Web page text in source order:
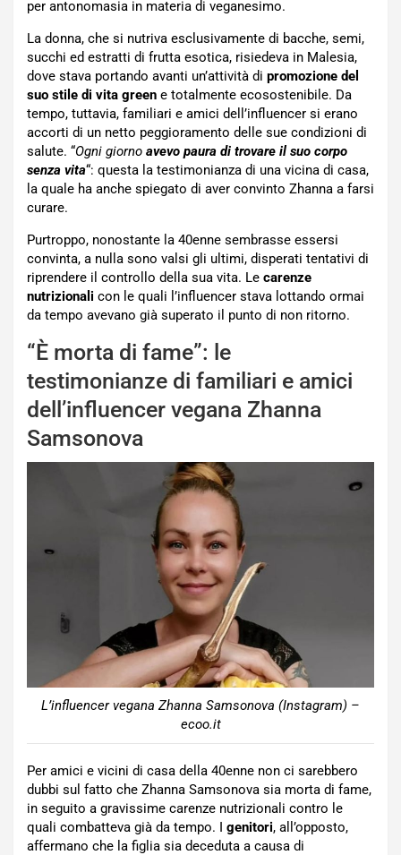
per antonomasia in materia di veganesimo.
La donna, che si nutriva esclusivamente di bacche, semi,
succhi ed estratti di frutta esotica, risiedeva in Malesia,
dove stava portando avanti un’attività di promozione del
suo stile di vita green e totalmente ecosostenibile. Da
tempo, tuttavia, familiari e amici dell’influencer si erano
accorti di un netto peggioramento delle sue condizioni di
salute. “Ogni giorno avevo paura di trovare il suo corpo
senza vita“: questa la testimonianza di una vicina di casa,
la quale ha anche spiegato di aver convinto Zhanna a farsi
curare.
Purtroppo, nonostante la 40enne sembrasse essersi
convinta, a nulla sono valsi gli ultimi, disperati tentativi di
riprendere il controllo della sua vita. Le carenze
nutrizionali con le quali l’influencer stava lottando ormai
da tempo avevano già superato il punto di non ritorno.
“È morta di fame”: le
testimonianze di familiari e amici
dell’influencer vegana Zhanna
Samsonova
L’influencer vegana Zhanna Samsonova (Instagram) –
ecoo.it
Per amici e vicini di casa della 40enne non ci sarebbero
dubbi sul fatto che Zhanna Samsonova sia morta di fame,
in seguito a gravissime carenze nutrizionali contro le
quali combatteva già da tempo. I genitori, all’opposto,
affermano che la figlia sia deceduta a causa di